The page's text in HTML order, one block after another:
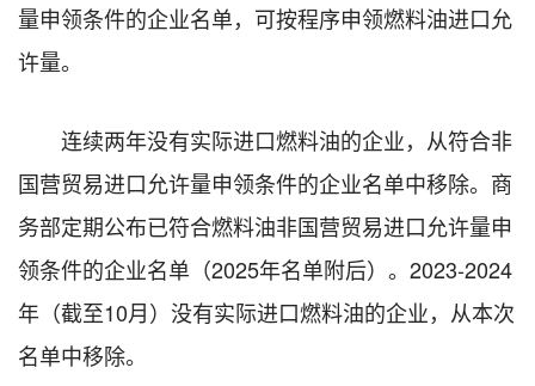
量申领条件的企业名单，可按程序申领燃料油进口允
许量。
连续两年没有实际进口燃料油的企业，从符合非
国营贸易进口允许量申领条件的企业名单中移除。商
务部定期公布已符合燃料油非国营贸易进口允许量申
领条件的企业名单（2025年名单附后）。2023-2024
年（截至10月）没有实际进口燃料油的企业，从本次
名单中移除。